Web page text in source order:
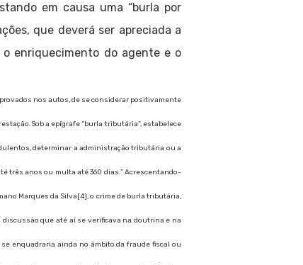
em causa uma “burla por
que deverá ser apreciada a
o enriquecimento do agente e o
nos autos, de se considerar positivamente
a epígrafe “burla tributária”, estabelece
determinar a administração tributária ou a
três anos ou multa até 360 dias.” Acrescentando-
Marques da Silva[4], o crime de burla tributária,
discussão que até aí se verificava na doutrina e na
enquadraria ainda no âmbito da fraude fiscal ou